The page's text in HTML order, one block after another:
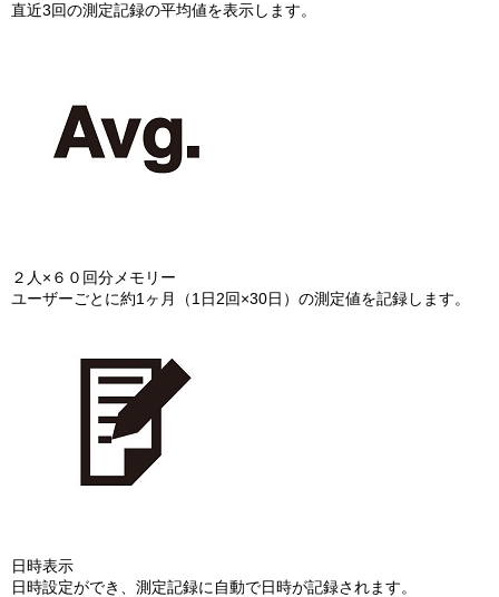
直近3回の測定記録の平均値を表示します。
２人×６０回分メモリー
ユーザーごとに約1ヶ月（1日2回×30日）の測定値を記録します。
日時表示
日時設定ができ、測定記録に自動で日時が記録されます。